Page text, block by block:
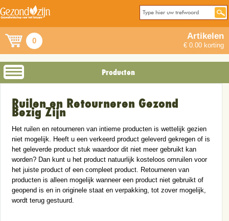
0 Artikelen
€ 0.00 korting
Producten
Ruilen en Retourneren Gezond
Bezig Zijn
Het ruilen en retourneren van intieme producten is wettelijk gezien
niet mogelijk. Heeft u een verkeerd product geleverd gekregen of is
het geleverde product stuk waardoor dit niet meer gebruikt kan
worden? Dan kunt u het product natuurlijk kosteloos omruilen voor
het juiste product of een compleet product. Retourneren van
producten is alleen mogelijk wanneer een product niet gebruikt of
geopend is en in originele staat en verpakking, tot zover mogelijk,
wordt terug gestuurd.